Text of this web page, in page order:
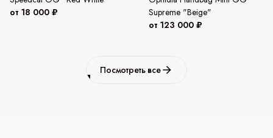
от 18 000 ₽
Supreme "Beige"
от 123 000 ₽
Посмотреть все